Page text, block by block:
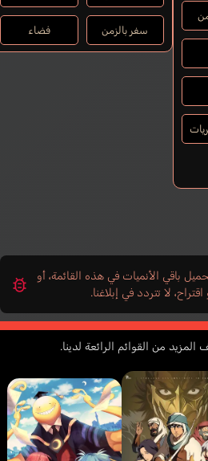
سفر بالزمن فضاء
باقي الأنميات في هذه القائمة، أو
لا تتردد في إبلاغنا.
من القوائم الرائعة لدينا.